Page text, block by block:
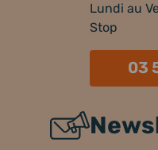
Lundi au
Stop
03